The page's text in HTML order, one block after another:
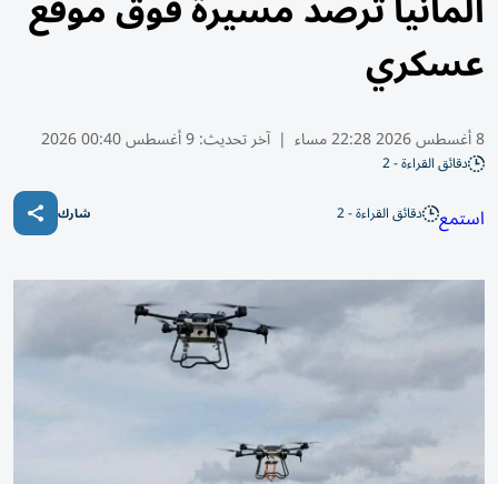
عسكري
8 أغسطس 2026 22:28 مساء | آخر تحديث:9 أغسطس 00:40 2026
دقائق القراءة - 2
استمع دقائق القراءة - 2 شارك